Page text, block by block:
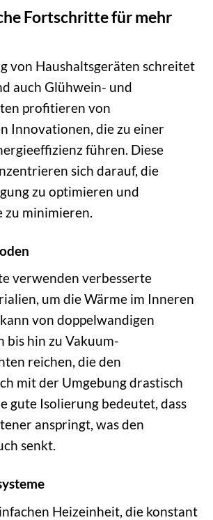
Fortschritte für mehr
von Haushaltsgeräten schreitet
auch Glühwein- und
profitieren von
Innovationen, die zu einer
führen. Diese
sich darauf, die
zu optimieren und
zu minimieren.
verwenden verbesserte
um die Wärme im Inneren
von doppelwandigen
bis hin zu Vakuum-
reichen, die den
mit der Umgebung drastisch
gute Isolierung bedeutet, dass
anspringt, was den
senkt.
Heizeinheit, die konstant